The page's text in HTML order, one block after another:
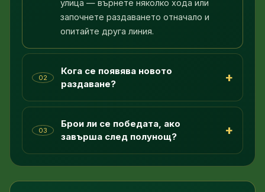
улица — върнете няколко хода или
започнете раздаването отначало и
опитайте друга линия.
02
Кога се появява новото
раздаване?
+
03
Брои ли се победата, ако
завърша след полунощ?
+